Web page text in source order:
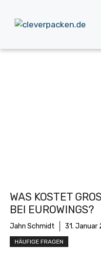
Inhalt
springen
WAS KOSTET
EI EUROWINGS?
Jahn Schmidt 31. Januar
HÄUFIGE FRAGEN